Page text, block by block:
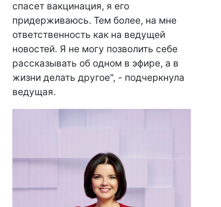
спасет вакцинация, я его
придерживаюсь. Тем более, на мне
ответственность как на ведущей
новостей. Я не могу позволить себе
рассказывать об одном в эфире, а в
жизни делать другое", - подчеркнула
ведущая.